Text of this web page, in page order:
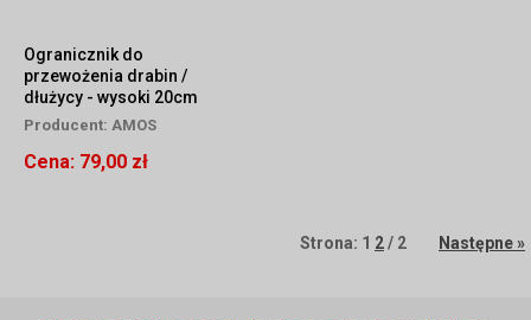
Ogranicznik do
przewożenia drabin /
dłużycy - wysoki 20cm
Producent: AMOS
Cena: 79,00 zł
Strona: 1 2/ 2 Następne »